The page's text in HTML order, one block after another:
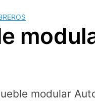
modular